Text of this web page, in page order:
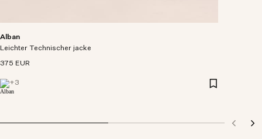
Alban
Leichter Technischer jacke
375 EUR
+3